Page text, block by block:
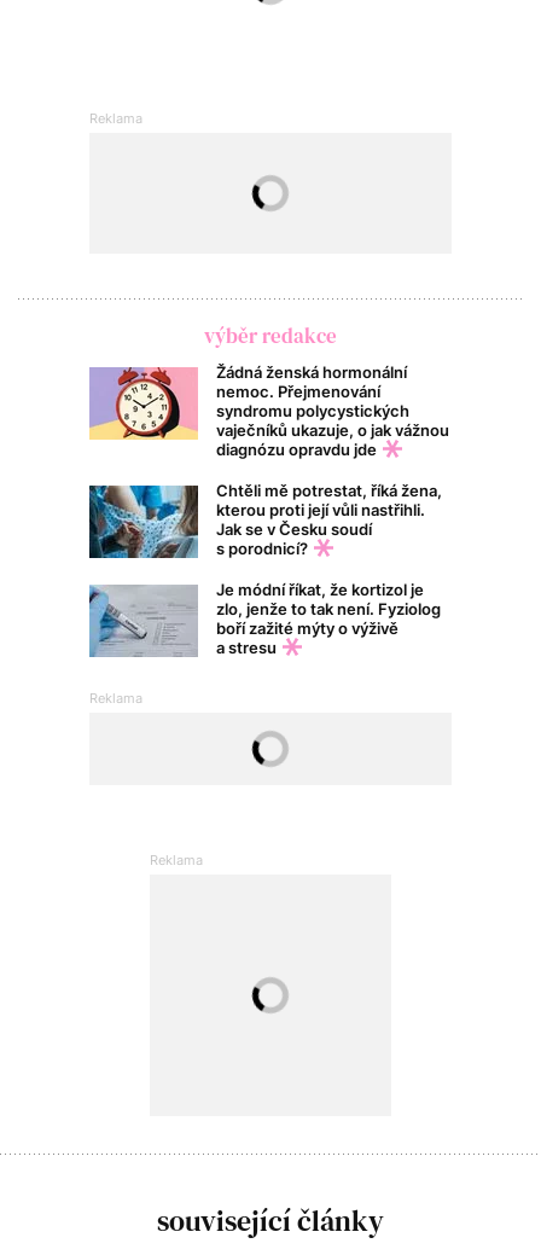
výběr redakce
Žádná ženská hormonální
nemoc. Přejmenování
syndromu polycystických
vaječníků ukazuje, o jak vážnou
diagnózu opravdu jde
Chtěli mě potrestat, říká žena,
kterou proti její vůli nastřihli.
Jak se v Česku soudí
s porodnicí?
Je módní říkat, že kortizol je
zlo, jenže to tak není. Fyziolog
boří zažité mýty o výživě
a stresu
související články